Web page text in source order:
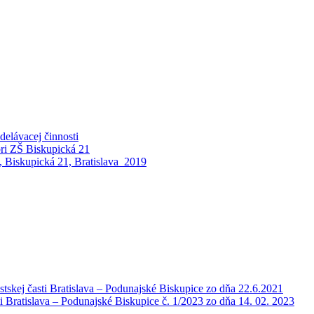
činnosti
ZŠ Biskupická 21
21, Bratislava_2019
časti Bratislava – Podunajské Biskupice zo dňa 22.6.2021
Bratislava – Podunajské Biskupice č. 1/2023 zo dňa 14. 02. 2023